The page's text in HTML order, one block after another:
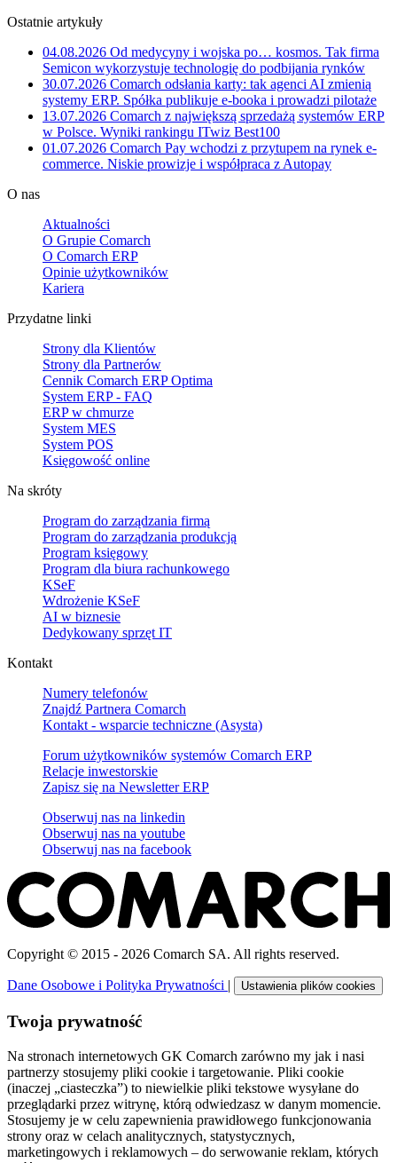
Ostatnie artykuły
04.08.2026 Od medycyny i wojska po… kosmos. Tak firma
Semicon wykorzystuje technologię do podbijania rynków
30.07.2026 Comarch odsłania karty: tak agenci AI zmienią
systemy ERP. Spółka publikuje e-booka i prowadzi pilotaże
13.07.2026 Comarch z największą sprzedażą systemów ERP
w Polsce. Wyniki rankingu ITwiz Best100
01.07.2026 Comarch Pay wchodzi z przytupem na rynek e-
commerce. Niskie prowizje i współpraca z Autopay
O nas
Aktualności
O Grupie Comarch
O Comarch ERP
Opinie użytkowników
Kariera
Przydatne linki
Strony dla Klientów
Strony dla Partnerów
Cennik Comarch ERP Optima
System ERP - FAQ
ERP w chmurze
System MES
System POS
Księgowość online
Na skróty
Program do zarządzania firmą
Program do zarządzania produkcją
Program księgowy
Program dla biura rachunkowego
KSeF
Wdrożenie KSeF
AI w biznesie
Dedykowany sprzęt IT
Kontakt
Numery telefonów
Znajdź Partnera Comarch
Kontakt - wsparcie techniczne (Asysta)
Forum użytkowników systemów Comarch ERP
Relacje inwestorskie
Zapisz się na Newsletter ERP
Obserwuj nas na linkedin
Obserwuj nas na youtube
Obserwuj nas na facebook
Copyright © 2015 - 2026 Comarch SA. All rights reserved.
Dane Osobowe i Polityka Prywatności | Ustawienia plików cookies
Twoja prywatność
Na stronach internetowych GK Comarch zarówno my jak i nasi
partnerzy stosujemy pliki cookie i targetowanie. Pliki cookie
(inaczej „ciasteczka”) to niewielkie pliki tekstowe wysyłane do
przeglądarki przez witrynę, którą odwiedzasz w danym momencie.
Stosujemy je w celu zapewnienia prawidłowego funkcjonowania
strony oraz w celach analitycznych, statystycznych,
marketingowych i reklamowych – do serwowanie reklam, których